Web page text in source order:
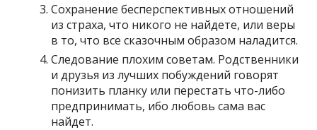
Сохранение бесперспективных отношений
из страха, что никого не найдете, или веры
в то, что все сказочным образом наладится.
Следование плохим советам. Родственники
и друзья из лучших побуждений говорят
понизить планку или перестать что-либо
предпринимать, ибо любовь сама вас
найдет.